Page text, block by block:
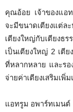
คุณอ้อย เจ้าของแอ
จะมีขนาดเตียงแต่ล
เตียงใหญ่กับเตียงธ
เป็นเตียงใหญ่ 2 เตี
ที่หลากหลาย และร
จ่ายค่าเตียงเสริมเพิ่ม
แอทรูม อพาร์ทเมนต์